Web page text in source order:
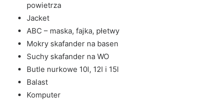
powietrza
Jacket
ABC – maska, fajka, płetwy
Mokry skafander na basen
Suchy skafander na WO
Butle nurkowe 10l, 12l i 15l
Balast
Komputer